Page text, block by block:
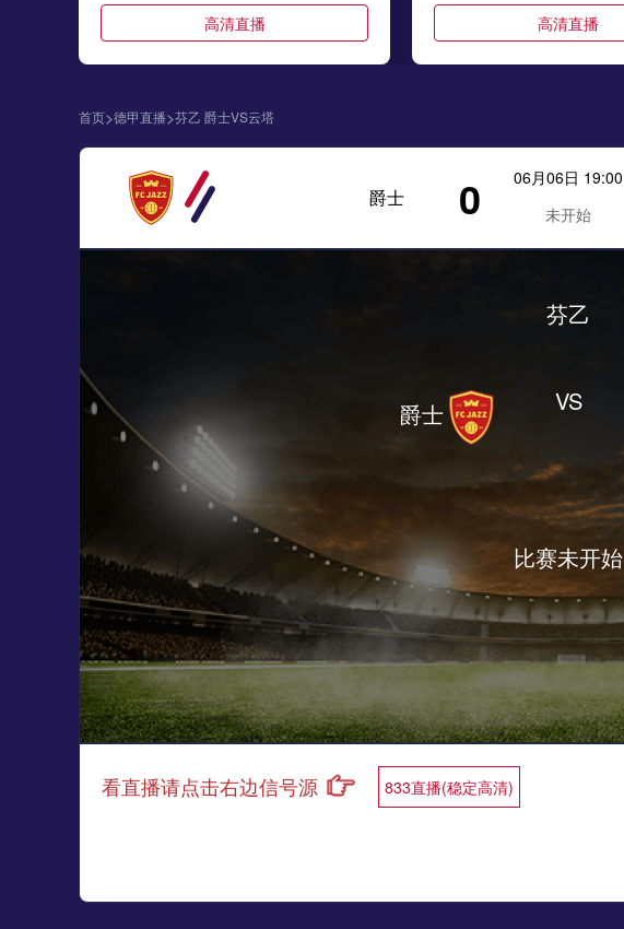
高清直播 高清直播
首页>德甲直播>芬乙 爵士VS云塔
爵士 0
06月06日 19:00
未开始
爵士
芬乙
VS
比赛未开始
看直播请点击右边信号源 833直播(稳定高清)